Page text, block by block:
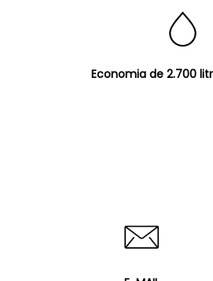
Economia de 2.700